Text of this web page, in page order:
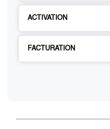
ACTIVATION
FACTURATION